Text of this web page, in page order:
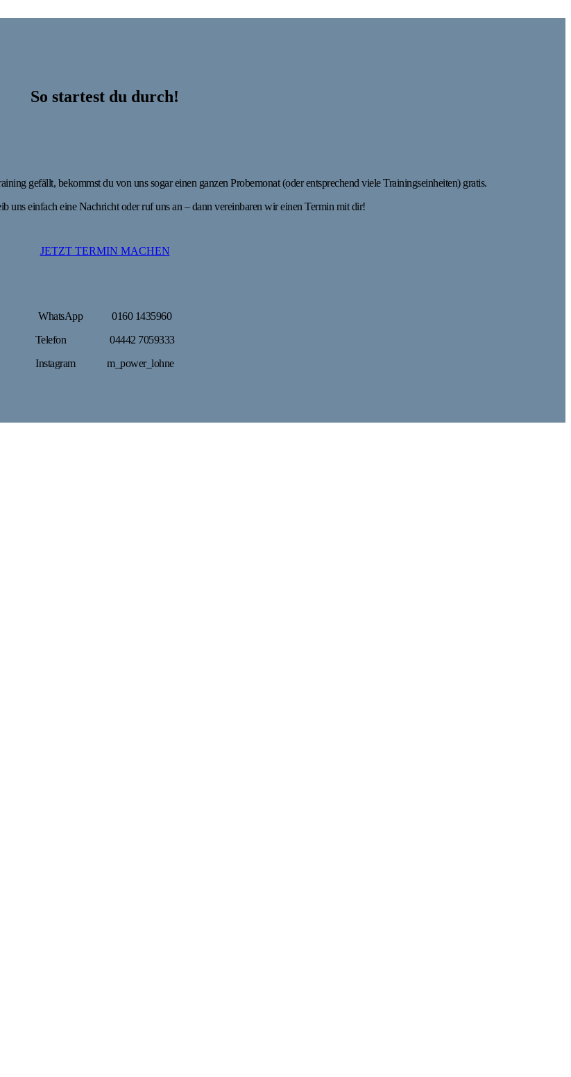
So startest du durch!
gefällt, bekommst du von uns sogar einen ganzen Probemonat (oder entsprechend viele Trainingseinheiten) gratis.
uns einfach eine Nachricht oder ruf uns an – dann vereinbaren wir einen Termin mit dir!
JETZT TERMIN MACHEN
WhatsApp 0160 1435960
Telefon 04442 7059333
Instagram m_power_lohne